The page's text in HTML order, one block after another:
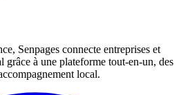
Senpages connecte entreprises et
grâce à une plateforme tout-en-un, des
local.